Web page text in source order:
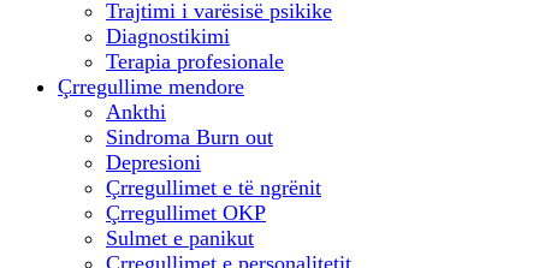
Trajtimi i varësisë psikike
Diagnostikimi
Terapia profesionale
Çrregullime mendore
Ankthi
Sindroma Burn out
Depresioni
Çrregullimet e të ngrënit
Çrregullimet OKP
Sulmet e panikut
Çrregullimet e personalitetit